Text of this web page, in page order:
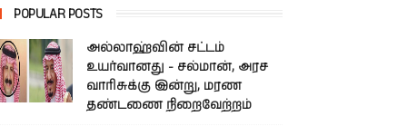
POPULAR POSTS
அல்லாஹ்வின் சட்டம்
உயர்வானது - சல்மான், அரச
வாரிசுக்கு இன்று, மரண
தண்டணை நிறைவேற்றம்